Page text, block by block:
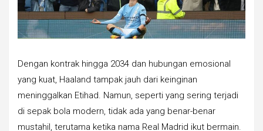
Dengan kontrak hingga 2034 dan hubungan emosional
yang kuat, Haaland tampak jauh dari keinginan
meninggalkan Etihad. Namun, seperti yang sering terjadi
di sepak bola modern, tidak ada yang benar-benar
mustahil, terutama ketika nama Real Madrid ikut bermain.